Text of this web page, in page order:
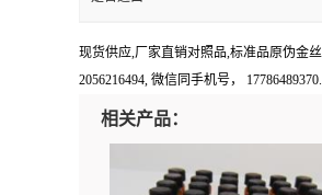
现货供应,厂家直销对照品,标准品原伪金
2056216494, 微信同手机号， 17786489370.
相关产品：